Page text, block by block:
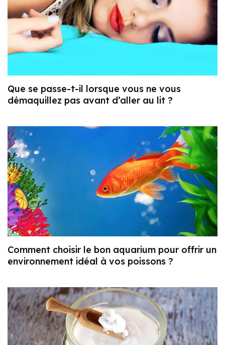
Que se passe-t-il lorsque vous ne vous
démaquillez pas avant d’aller au lit ?
Comment choisir le bon aquarium pour offrir un
environnement idéal à vos poissons ?